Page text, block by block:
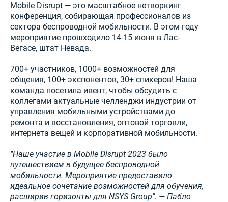
Mobile Disrupt — это масштабное нетворкинг
конференция, собирающая профессионалов из
сектора беспроводной мобильности. В этом году
мероприятие прошходило 14-15 июня в Лас-
Вегасе, штат Невада.
700+ участников, 1000+ возможностей для
общения, 100+ экспонентов, 30+ спикеров! Наша
команда посетила ивент, чтобы обсудить с
коллегами актуальные челленджи индустрии от
управления мобильными устройствами до
ремонта и восстановления, оптовой торговли,
интернета вещей и корпоративной мобильности.
"Наше участие в Mobile Disrupt 2023 было
путешествием в будущее беспроводной
мобильности. Мероприятие предоставило
идеальное сочетание возможностей для обучения,
расширив горизонты для NSYS Group". — Пабло